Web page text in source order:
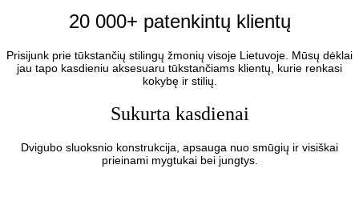
20 000+ patenkintų klientų
Prisijunk prie tūkstančių stilingų žmonių visoje Lietuvoje. Mūsų dėklai
jau tapo kasdieniu aksesuaru tūkstančiams klientų, kurie renkasi
kokybę ir stilių.
Sukurta kasdienai
Dvigubo sluoksnio konstrukcija, apsauga nuo smūgių ir visiškai
prieinami mygtukai bei jungtys.